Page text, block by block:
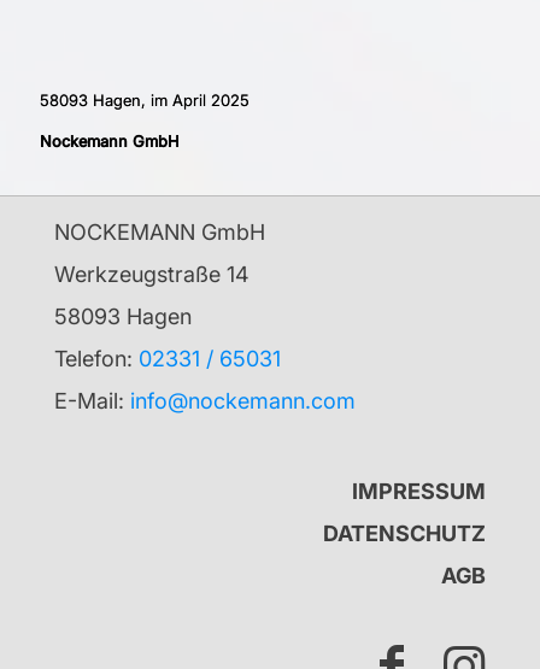
58093 Hagen, im April 2025
Nockemann GmbH
NOCKEMANN GmbH
Werkzeugstraße 14
58093 Hagen
Telefon: 02331 / 65031
E-Mail: info@nockemann.com
IMPRESSUM
DATENSCHUTZ
AGB